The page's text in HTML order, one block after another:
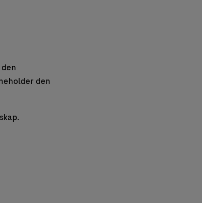
den